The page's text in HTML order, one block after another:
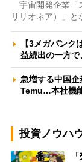
宇宙開発企業「
リリオネア）」
【3メガバン
益続出の一方
急増する中国
Temu…本社機
投資ノウハ